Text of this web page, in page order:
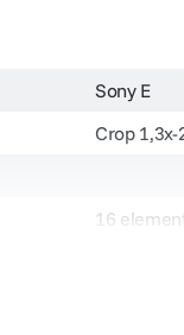
Sony E
Crop 1,3x-
16